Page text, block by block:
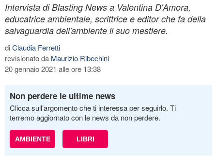
Intervista di Blasting News a Valentina D'Amora,
educatrice ambientale, scrittrice e editor che fa della
salvaguardia dell'ambiente il suo mestiere.
diClaudia Ferretti
revisionato da Maurizio Ribechini
20 gennaio 2021 alle ore 13:38
Non perdere le ultime news
Clicca sull’argomento che ti interessa per seguirlo. Ti
terremo aggiornato con le news da non perdere.
AMBIENTE LIBRI